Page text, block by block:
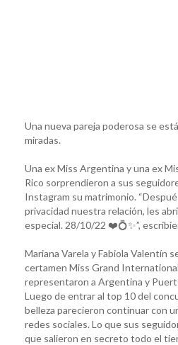
Una nueva pareja poderosa se
miradas.
Una ex Miss Argentina y una ex
Rico sorprendieron a sus
Instagram su matrimonio.
privacidad nuestra relación, les
especial. 28/10/22 ❤️💍✨”,
Mariana Varela y Fabiola Valentín
certamen Miss Grand
representaron a Argentina y
Luego de entrar al top 10 del
belleza parecieron continuar con
redes sociales. Lo que sus
que salieron en secreto todo el